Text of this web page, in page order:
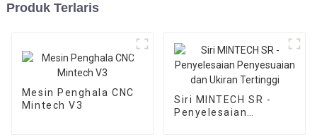
Produk Terlaris
Mesin Penghala CNC
Mintech V3
Siri MINTECH SR -
Penyelesaian